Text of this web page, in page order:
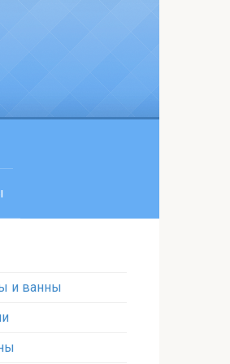
и ванны